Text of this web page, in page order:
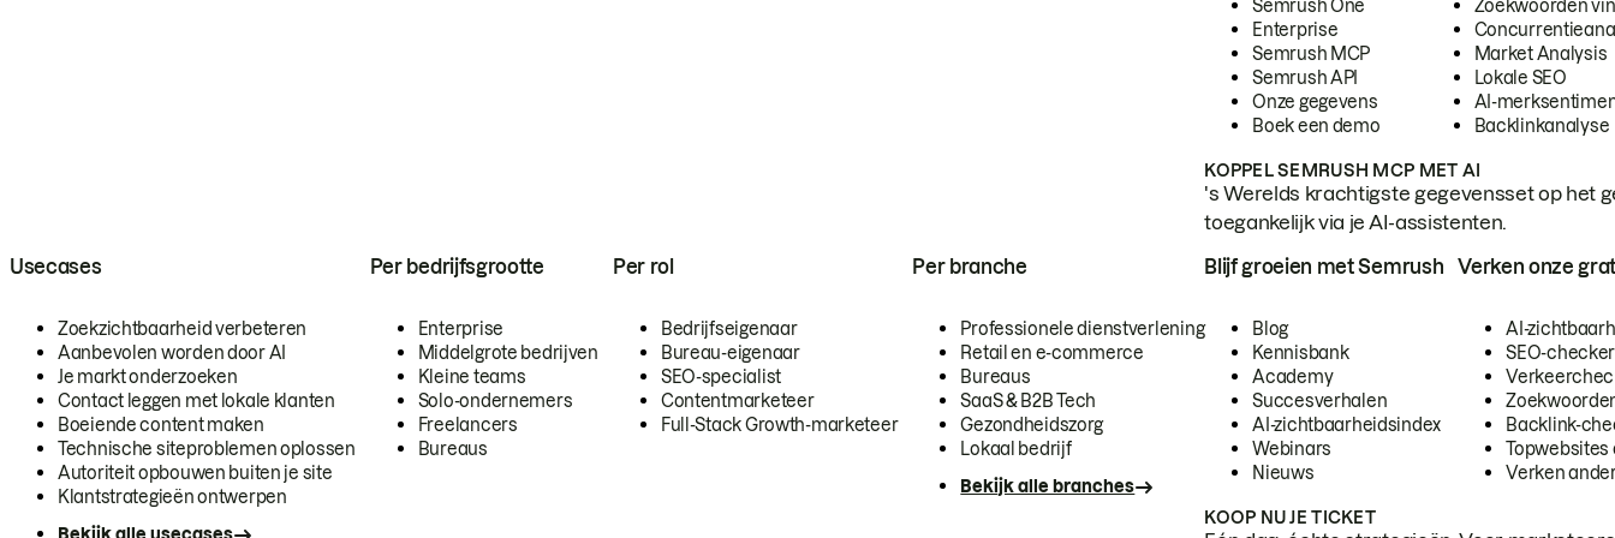
Semrush One
Enterprise
Semrush MCP
Semrush API
Onze gegevens
Boek een demo
Zoekwoorden
Market Analysis
Lokale SEO
AI-
Backlinkanalyse
KOPPEL SEMRUSH MCP MET AI
's Werelds krachtigste gegevensset op het
toegankelijk via je AI-assistenten.
Usecases
Zoekzichtbaarheid verbeteren
Aanbevolen worden door AI
Je markt onderzoeken
Contact leggen met lokale klanten
Boeiende content maken
Technische siteproblemen oplossen
Autoriteit opbouwen buiten je site
Klantstrategieën ontwerpen
Per bedrijfsgrootte
Enterprise
Middelgrote bedrijven
Kleine teams
Solo-ondernemers
Freelancers
Bureaus
Per rol
Bedrijfseigenaar
Bureau-eigenaar
SEO-specialist
Contentmarketeer
Full-Stack Growth-marketeer
Per branche
Professionele dienstverlening
Retail en e-commerce
Bureaus
SaaS & B2B Tech
Gezondheidszorg
Lokaal bedrijf
Bekijk alle branches
Blijf groeien met Semrush
Blog
Kennisbank
Academy
Succesverhalen
AI-zichtbaarheidsindex
Webinars
Nieuws
Verken onze
AI-
SEO-checker
Backlink-
Topwebsites
Verken
KOOP NU JE TICKET